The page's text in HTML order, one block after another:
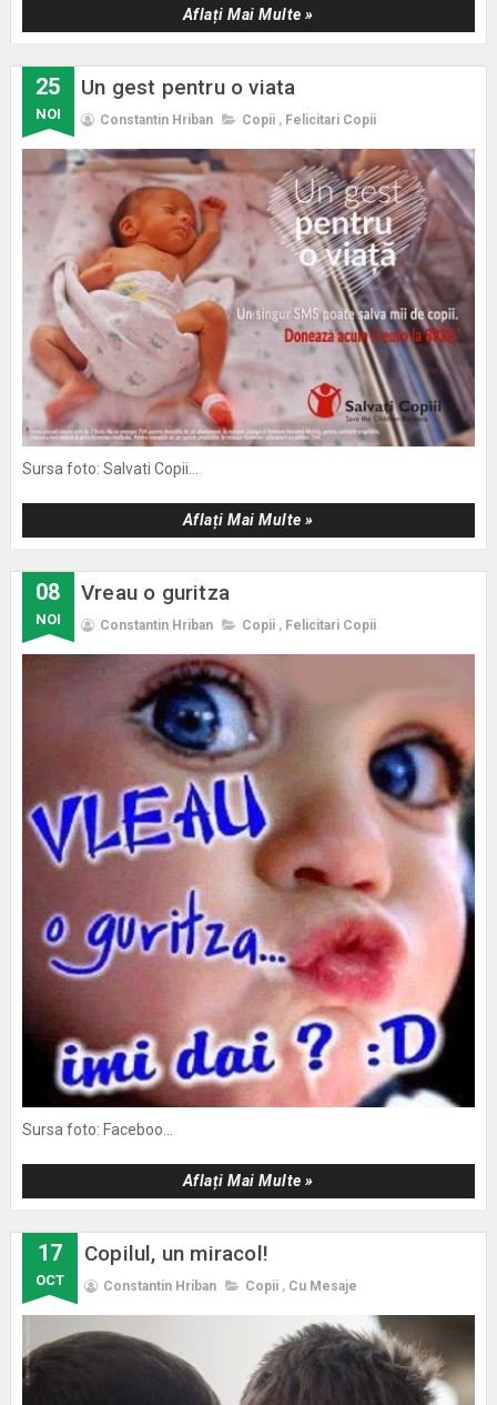
Aflați Mai Multe »
25
NOI
Un gest pentru o viata
Constantin Hriban Copii , Felicitari Copii
Sursa foto: Salvati Copii...
Aflați Mai Multe »
08
NOI
Vreau o guritza
Constantin Hriban Copii , Felicitari Copii
Sursa foto: Faceboo...
Aflați Mai Multe »
17
OCT
Copilul, un miracol!
Constantin Hriban Copii , Cu Mesaje